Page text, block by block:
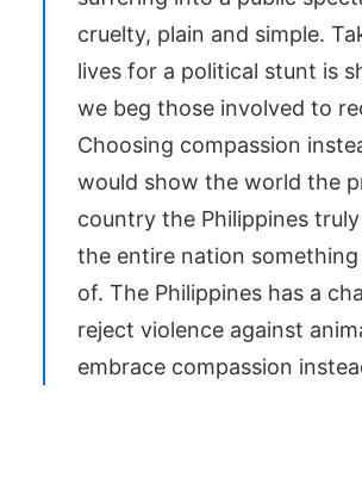
cruelty, plain and simple.
lives for a political stunt is
we beg those involved to
Choosing compassion
would show the world the
country the Philippines
the entire nation
of. The Philippines has a
reject violence against
embrace compassion